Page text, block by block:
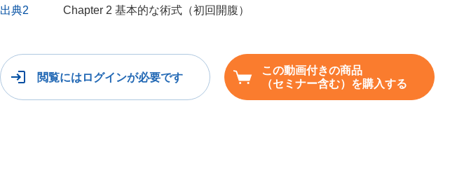
出典2
Chapter 2 基本的な術式（初回開腹）
閲覧にはログインが必要です
この動画付きの商品
（セミナー含む）を購入する